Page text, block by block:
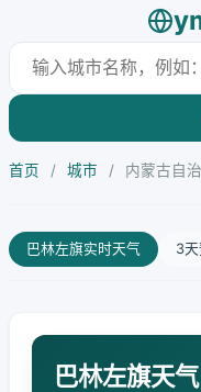
首页 / 城市 / 内蒙古自
巴林左旗实时天气 3
巴林左旗天